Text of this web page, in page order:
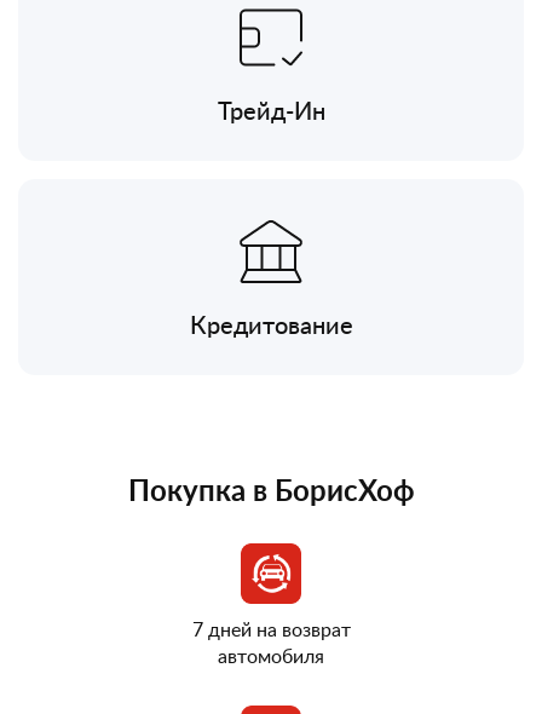
Трейд-Ин
Кредитование
Покупка в БорисХоф
7 дней на возврат
автомобиля